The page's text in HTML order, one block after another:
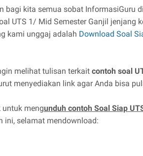
bagi kita semua sobat InformasiGuru
UTS 1/ Mid Semester Ganjil jenjang
kami unggaj adalah Download Soal
melihat tulisan terkait contoh soal
menyediakan link agar Anda bisa
mengunduh contoh Soal Siap
ini, selamat mendownload: